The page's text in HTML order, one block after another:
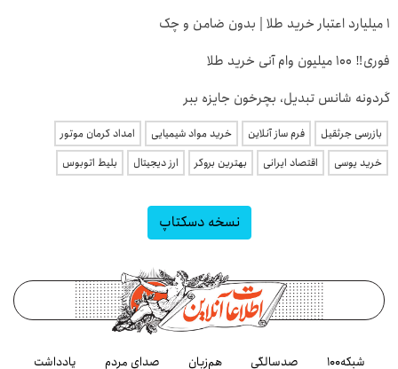
۱ میلیارد اعتبار خرید طلا | بدون ضامن و چک
فوری‼️ 100 میلیون وام آنی خرید طلا
گردونه شانس تبدیل، بچرخون جایزه ببر
بازرسی جرثقیل فرم ساز آنلاین خرید مواد شیمیایی
امداد کرمان موتور
خرید یوسی
اقتصاد ایرانی بهترین بروکر ارز دیجیتال بلیط اتوبوس
نسخه دسکتاپ
شبکه۱۰۰ صدسالگی هم‌زبان صدای مردم یادداشت